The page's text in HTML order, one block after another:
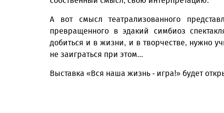
А вот смысл театрализованного
превращенного в эдакий симбиоз
добиться и в жизни, и в творчестве, нужно
не заиграться при этом...
Выставка «Вся наша жизнь - игра!» будет